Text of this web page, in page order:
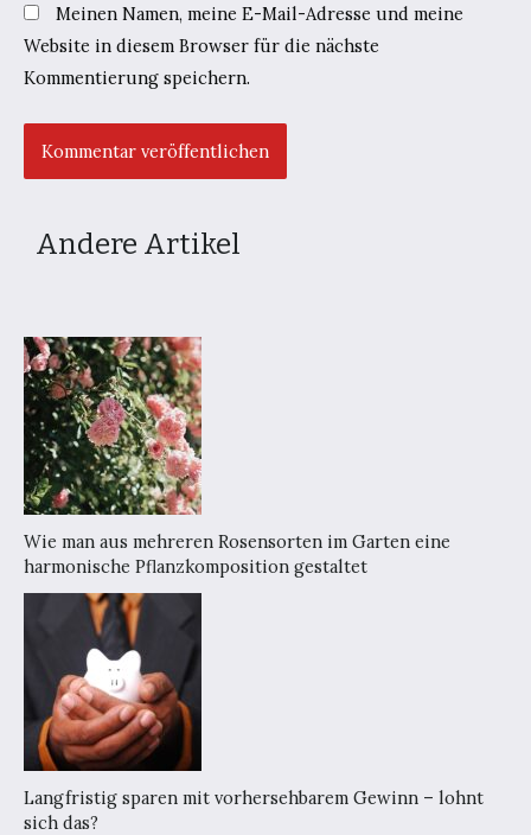
Meinen Namen, meine E-Mail-Adresse und meine
Website in diesem Browser für die nächste
Kommentierung speichern.
Andere Artikel
Wie man aus mehreren Rosensorten im Garten eine
harmonische Pflanzkomposition gestaltet
Langfristig sparen mit vorhersehbarem Gewinn – lohnt
sich das?